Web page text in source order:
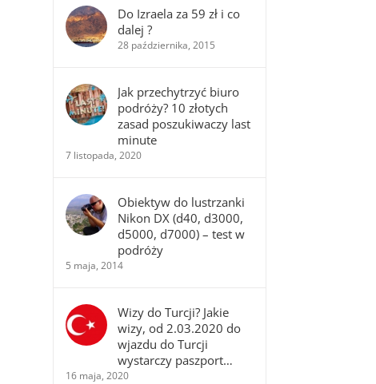
Do Izraela za 59 zł i co
dalej ?
28 października, 2015
Jak przechytrzyć biuro
podróży? 10 złotych
zasad poszukiwaczy last
minute
7 listopada, 2020
Obiektyw do lustrzanki
Nikon DX (d40, d3000,
d5000, d7000) – test w
podróży
5 maja, 2014
Wizy do Turcji? Jakie
wizy, od 2.03.2020 do
wjazdu do Turcji
wystarczy paszport…
16 maja, 2020